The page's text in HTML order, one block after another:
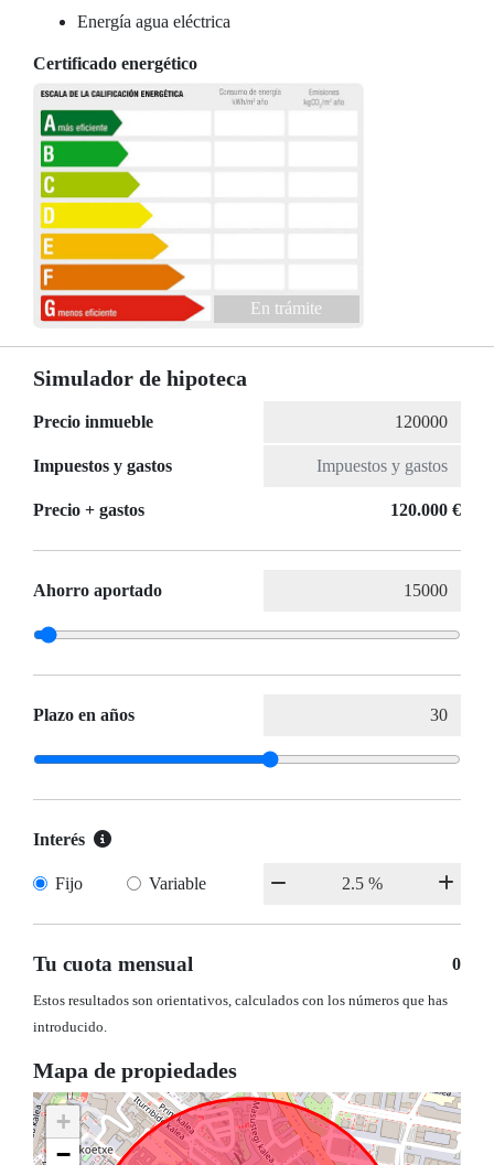
Energía agua eléctrica
Certificado energético
En trámite
Simulador de hipoteca
Precio inmueble
Impuestos y gastos
Precio + gastos 120.000 €
Ahorro aportado
Plazo en años
Interés
Fijo Variable
Tu cuota mensual 0
Estos resultados son orientativos, calculados con los números que has
introducido.
Mapa de propiedades
+
−